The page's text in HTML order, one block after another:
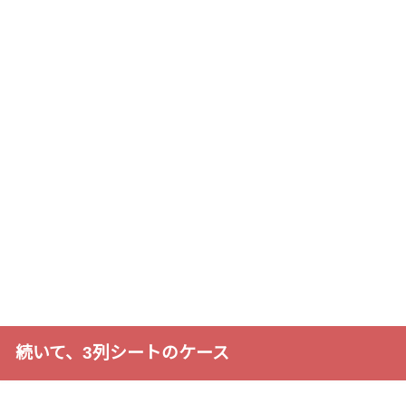
続いて、3列シートのケース